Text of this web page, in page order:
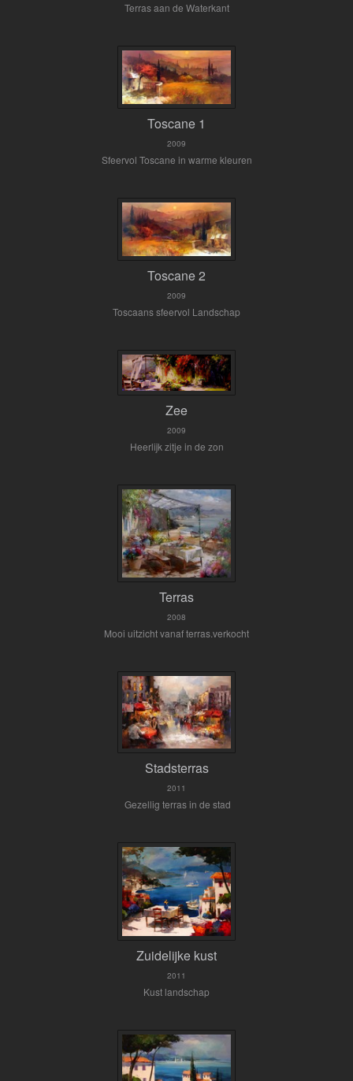
Terras aan de Waterkant
Toscane 1
2009
Sfeervol Toscane in warme kleuren
Toscane 2
2009
Toscaans sfeervol Landschap
Zee
2009
Heerlijk zitje in de zon
Terras
2008
Mooi uitzicht vanaf terras.verkocht
Stadsterras
2011
Gezellig terras in de stad
Zuidelijke kust
2011
Kust landschap